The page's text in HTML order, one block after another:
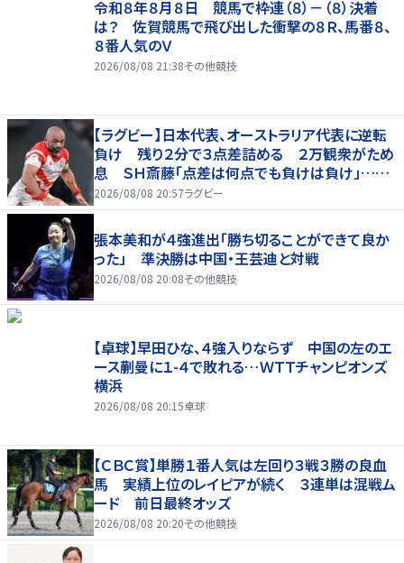
令和８年８月８日 競馬で枠連（８）－（８）決着
は？ 佐賀競馬で飛び出した衝撃の８Ｒ、馬番８、
８番人気のＶ
2026/08/08 21:38その他競技
【ラグビー】日本代表、オーストラリア代表に逆転
負け 残り２分で３点差詰める ２万観衆がため
息 ＳＨ斎藤「点差は何点でも負けは負け」…前
半にＳＯ伊藤龍が先制トライ、３２ー３５で惜敗
2026/08/08 20:57ラグビー
張本美和が４強進出「勝ち切ることができて良か
った」 準決勝は中国・王芸迪と対戦
2026/08/08 20:08その他競技
【卓球】早田ひな、４強入りならず 中国の左のエ
ース蒯曼に１-４で敗れる…ＷＴＴチャンピオンズ
横浜
2026/08/08 20:15卓球
【ＣＢＣ賞】単勝１番人気は左回り３戦３勝の良血
馬 実績上位のレイピアが続く ３連単は混戦ム
ード 前日最終オッズ
2026/08/08 20:20その他競技